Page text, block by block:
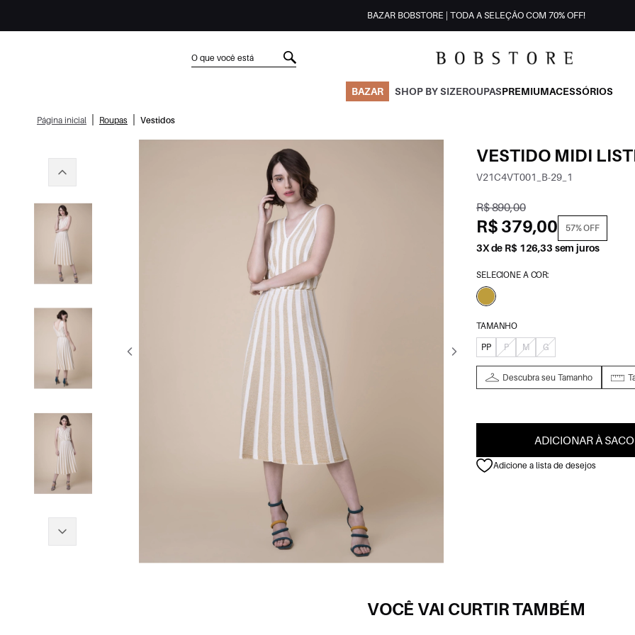
BAZAR BOBSTORE | TODA A SELEÇÃO COM 70% OFF!
BAZAR SHOP BY SIZEROUPASPREMIUMACESSÓRIOS
Página inicial Roupas Vestidos
VESTIDO MIDI
V21C4VT001_B-29_1
R$ 890,00
R$ 379,00 57% OFF
3X de R$ 126,33 sem juros
SELECIONE A COR:
TAMANHO
PP
P M G
Descubra seu Tamanho
ADICIONAR À
Adicione a lista de desejos
VOCÊ VAI CURTIR TAMBÉM